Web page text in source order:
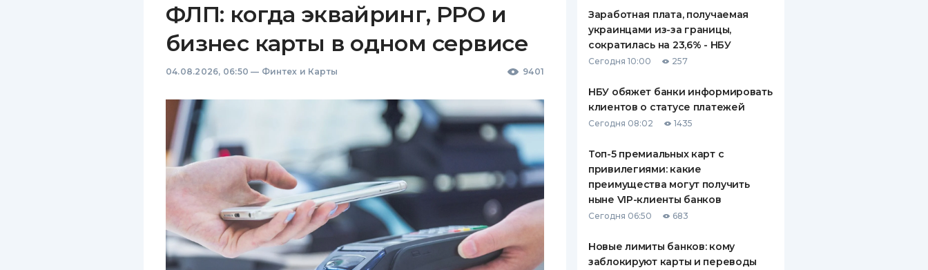
ФЛП: когда эквайринг, РРО и
бизнес карты в одном сервисе
04.08.2026, 06:50 — Финтех и Карты 9401
Заработная плата, получаемая
украинцами из-за границы,
сократилась на 23,6% - НБУ
Сегодня 10:00 257
НБУ обяжет банки информировать
клиентов о статусе платежей
Сегодня 08:02 1435
Топ-5 премиальных карт с
привилегиями: какие
преимущества могут получить
ныне VIP-клиенты банков
Сегодня 06:50 683
Новые лимиты банков: кому
заблокируют карты и переводы